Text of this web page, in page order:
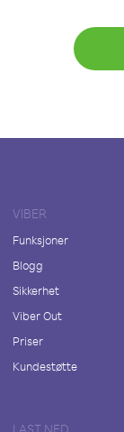
VIBER
Funksjoner
Blogg
Sikkerhet
Viber Out
Priser
Kundestøtte
LAST NED